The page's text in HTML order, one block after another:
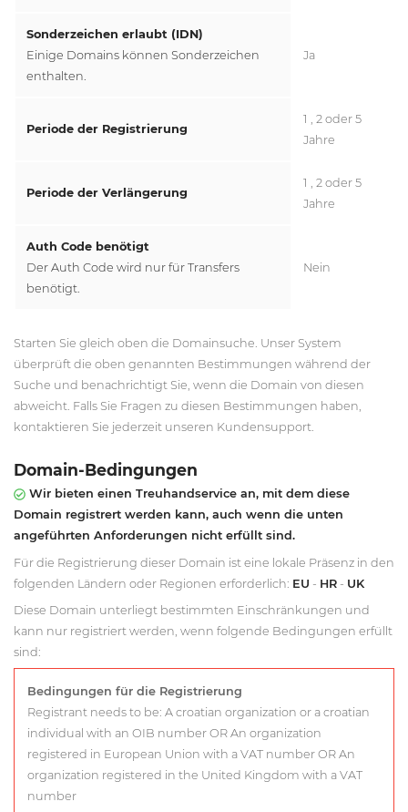
Sonderzeichen erlaubt (IDN)
Einige Domains können Sonderzeichen
enthalten.
Ja
Periode der Registrierung
1 , 2 oder 5
Jahre
Periode der Verlängerung
1 , 2 oder 5
Jahre
Auth Code benötigt
Der Auth Code wird nur für Transfers
benötigt.
Nein
Starten Sie gleich oben die Domainsuche. Unser System
überprüft die oben genannten Bestimmungen während der
Suche und benachrichtigt Sie, wenn die Domain von diesen
abweicht. Falls Sie Fragen zu diesen Bestimmungen haben,
kontaktieren Sie jederzeit unseren Kundensupport.
Domain-Bedingungen
Wir bieten einen Treuhandservice an, mit dem diese
Domain registrert werden kann, auch wenn die unten
angeführten Anforderungen nicht erfüllt sind.
Für die Registrierung dieser Domain ist eine lokale Präsenz in den
folgenden Ländern oder Regionen erforderlich: EU - HR - UK
Diese Domain unterliegt bestimmten Einschränkungen und
kann nur registriert werden, wenn folgende Bedingungen erfüllt
sind:
Bedingungen für die Registrierung
Registrant needs to be: A croatian organization or a croatian
individual with an OIB number OR An organization
registered in European Union with a VAT number OR An
organization registered in the United Kingdom with a VAT
number